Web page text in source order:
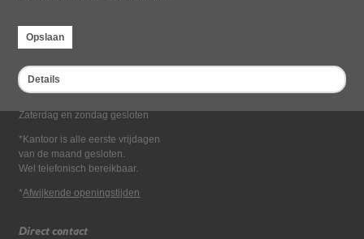
Opslaan
Details
Postbus 2095, 1620 EB Hoorn
Openingstijden kantoor
Maandag tot en met vrijdag*
van 08:00 tot 16:30
Zaterdag en zondag gesloten
*Kantoor is alle eerste vrijdagen
van de maand gesloten.
Wel telefonisch bereikbaar.
*Afwijkende openingstijden
Direct contact